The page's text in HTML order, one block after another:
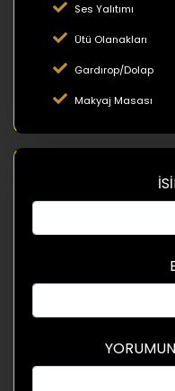
Ses Yalıtımı
Ütü Olanakları
Gardırop/Dolap
Makyaj Masası